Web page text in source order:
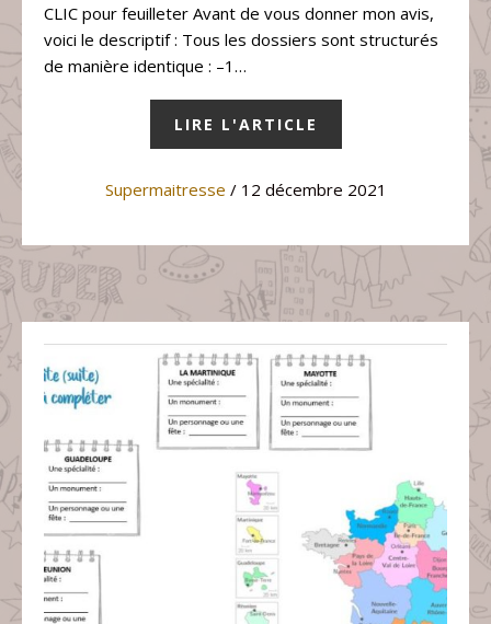
CLIC pour feuilleter Avant de vous donner mon avis,
voici le descriptif : Tous les dossiers sont structurés
de manière identique : –1…
LIRE L'ARTICLE
Supermaitresse / 12 décembre 2021